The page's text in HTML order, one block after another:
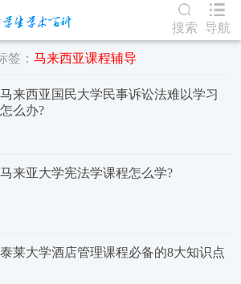
搜索 导航
签：马来西亚课程辅导
马来西亚国民大学民事诉讼法难以学习
怎么办?
马来亚大学宪法学课程怎么学?
泰莱大学酒店管理课程必备的8大知识点